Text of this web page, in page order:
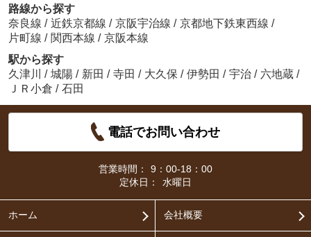
路線から探す
奈良線 / 近鉄京都線 / 京阪宇治線 / 京都地下鉄東西線 /
片町線 / 関西本線 / 京阪本線
駅から探す
久津川
/ 城陽 / 新田 / 寺田 / 大久保 / 伊勢田 / 宇治 / 六地蔵 /
ＪＲ小倉 / 石田
電話でお問い合わせ
営業時間：
9：00-18：00
定休日：
水曜日
ホーム 会社概要